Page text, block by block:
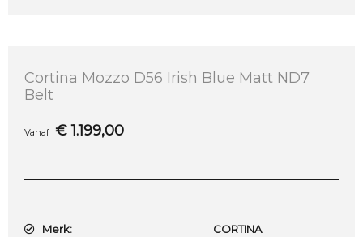
Cortina Mozzo D56 Irish Blue Matt ND7
Belt
Vanaf € 1.199,00
Merk: CORTINA